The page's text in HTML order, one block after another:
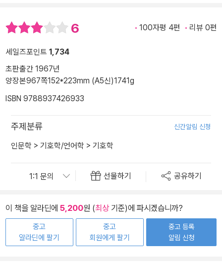
6 100자평 4편 리뷰 0편
세일즈포인트 1,734
초판출간 1967년
양장본967쪽152*223mm (A5신)1741g
ISBN 9788937426933
주제분류 신간알림 신청
인문학 > 기호학/언어학 > 기호학
선물하기 공유하기
이 책을 알라딘에 5,200원 (최상기준)에 파시겠습니까?
중고
알라딘에 팔기
중고
회원에게 팔기
중고 등록
알림 신청